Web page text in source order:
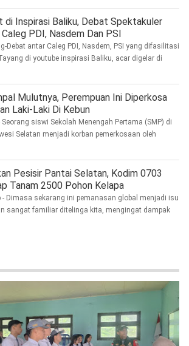
di Inspirasi Baliku, Debat Spektakuler
PDI, Nasdem Dan PSI
Debat antar Caleg PDI, Nasdem, PSI yang difasilitasi
di youtube inspirasi Baliku, acar digelar di
Mulutnya, Perempuan Ini Diperkosa
Laki-Laki Di Kebun
Seorang siswi Sekolah Menengah Pertama (SMP) di
Selatan menjadi korban pemerkosaan oleh
Pesisir Pantai Selatan, Kodim 0703
Tanam 2500 Pohon Kelapa
- Dimasa sekarang ini pemanasan global menjadi isu
sangat familiar ditelinga kita, mengingat dampak